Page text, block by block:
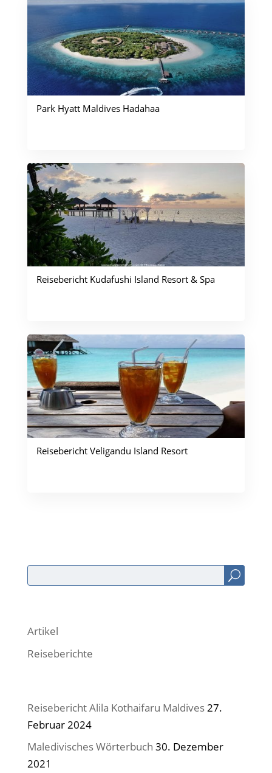
Park Hyatt Maldives Hadahaa
Reisebericht Kudafushi Island Resort & Spa
Reisebericht Veligandu Island Resort
Artikel
Reiseberichte
Reisebericht Alila Kothaifaru Maldives27.
Februar 2024
Maledivisches Wörterbuch 30. Dezember
2021